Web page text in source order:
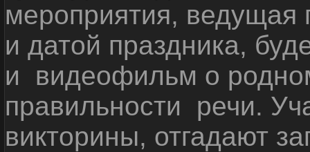
мероприятия, ведущая
и датой праздника,
и видеофильм о
правильности речи.
викторины, отгадают